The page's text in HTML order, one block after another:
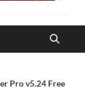
Pro v5.24 Free